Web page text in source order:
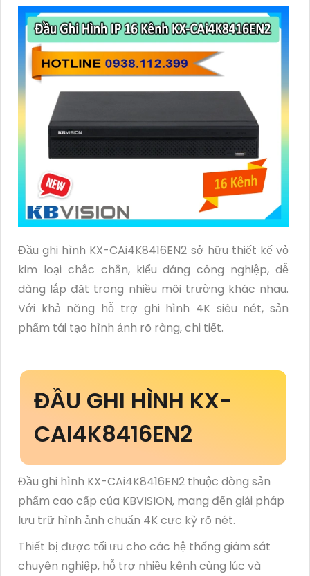
Đầu ghi hình KX-CAi4K8416EN2 sở hữu thiết kế vỏ
kim loại chắc chắn, kiểu dáng công nghiệp, dễ
dàng lắp đặt trong nhiều môi trường khác nhau.
Với khả năng hỗ trợ ghi hình 4K siêu nét, sản
phẩm tái tạo hình ảnh rõ ràng, chi tiết.
ĐẦU GHI HÌNH KX-
CAI4K8416EN2
Đầu ghi hình KX-CAi4K8416EN2 thuộc dòng sản
phẩm cao cấp của KBVISION, mang đến giải pháp
lưu trữ hình ảnh chuẩn 4K cực kỳ rõ nét.
Thiết bị được tối ưu cho các hệ thống giám sát
chuyên nghiệp, hỗ trợ nhiều kênh cùng lúc và